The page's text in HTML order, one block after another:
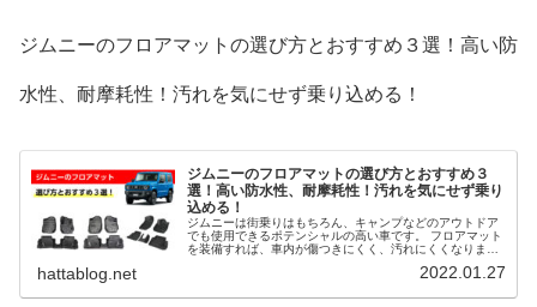
ジムニーのフロアマットの選び方とおすすめ３選！高い防
水性、耐摩耗性！汚れを気にせず乗り込める！
ジムニーのフロアマットの選び方とおすすめ３
選！高い防水性、耐摩耗性！汚れを気にせず乗り
込める！
ジムニーは街乗りはもちろん、キャンプなどのアウトドア
でも使用できるポテンシャルの高い車です。 フロアマット
を装備すれば、車内が傷つきにくく、汚れにくくなりま
ます。 また、荷物も気にせず積み込めます。 そこで、ジ
す。
hattablog.net 2022.01.27